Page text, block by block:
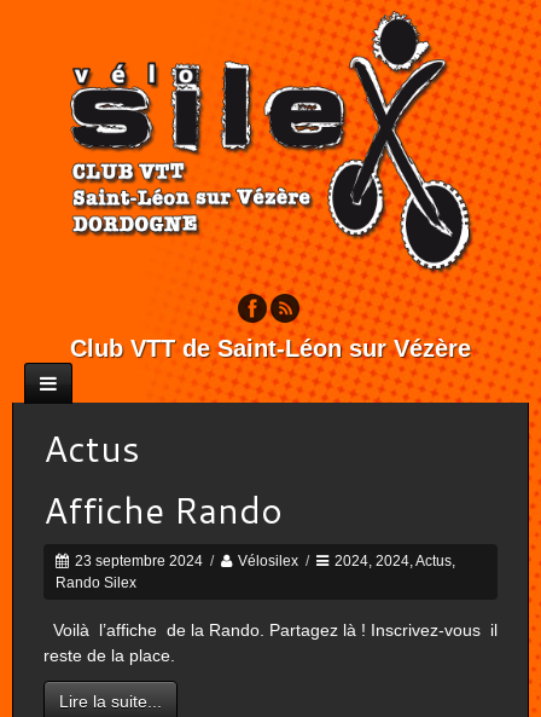
Club VTT de Saint-Léon sur Vézère
Actus
Affiche Rando
23 septembre 2024 / Vélosilex / 2024, 2024,Actus,
Rando Silex
Voilà l’affiche de la Rando. Partagez là ! Inscrivez-vous il
reste de la place.
Lire la suite...